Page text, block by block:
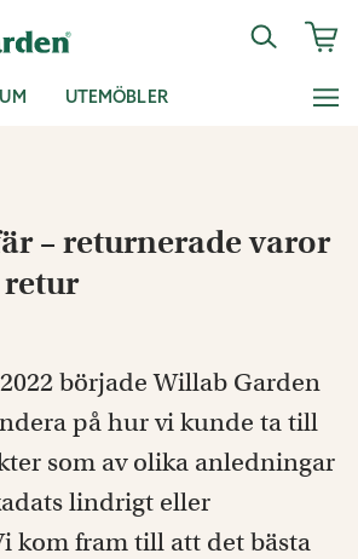
UTEMÖBLER
– returnerade varor
retur
började Willab Garden
på hur vi kunde ta till
som av olika anledningar
lindrigt eller
kom fram till att det bästa